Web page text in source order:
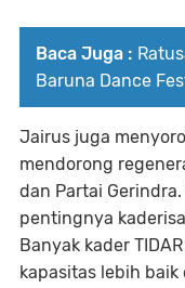
Baca Juga :
Baruna Dance
Jairus juga
mendorong
dan Partai
pentingnya
Banyak kader
kapasitas lebih